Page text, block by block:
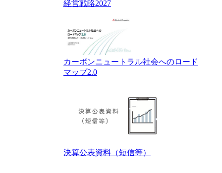
経営戦略2027
カーボンニュートラル社会へのロード
マップ2.0
決算公表資料（短信等）